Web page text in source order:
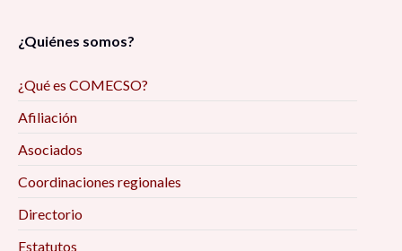
¿Quiénes somos?
¿Qué es COMECSO?
Afiliación
Asociados
Coordinaciones regionales
Directorio
Estatutos